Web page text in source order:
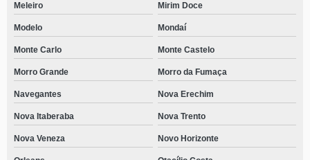
Meleiro Mirim Doce
Modelo Mondaí
Monte Carlo Monte Castelo
Morro Grande Morro da Fumaça
Navegantes Nova Erechim
Nova Itaberaba Nova Trento
Nova Veneza Novo Horizonte